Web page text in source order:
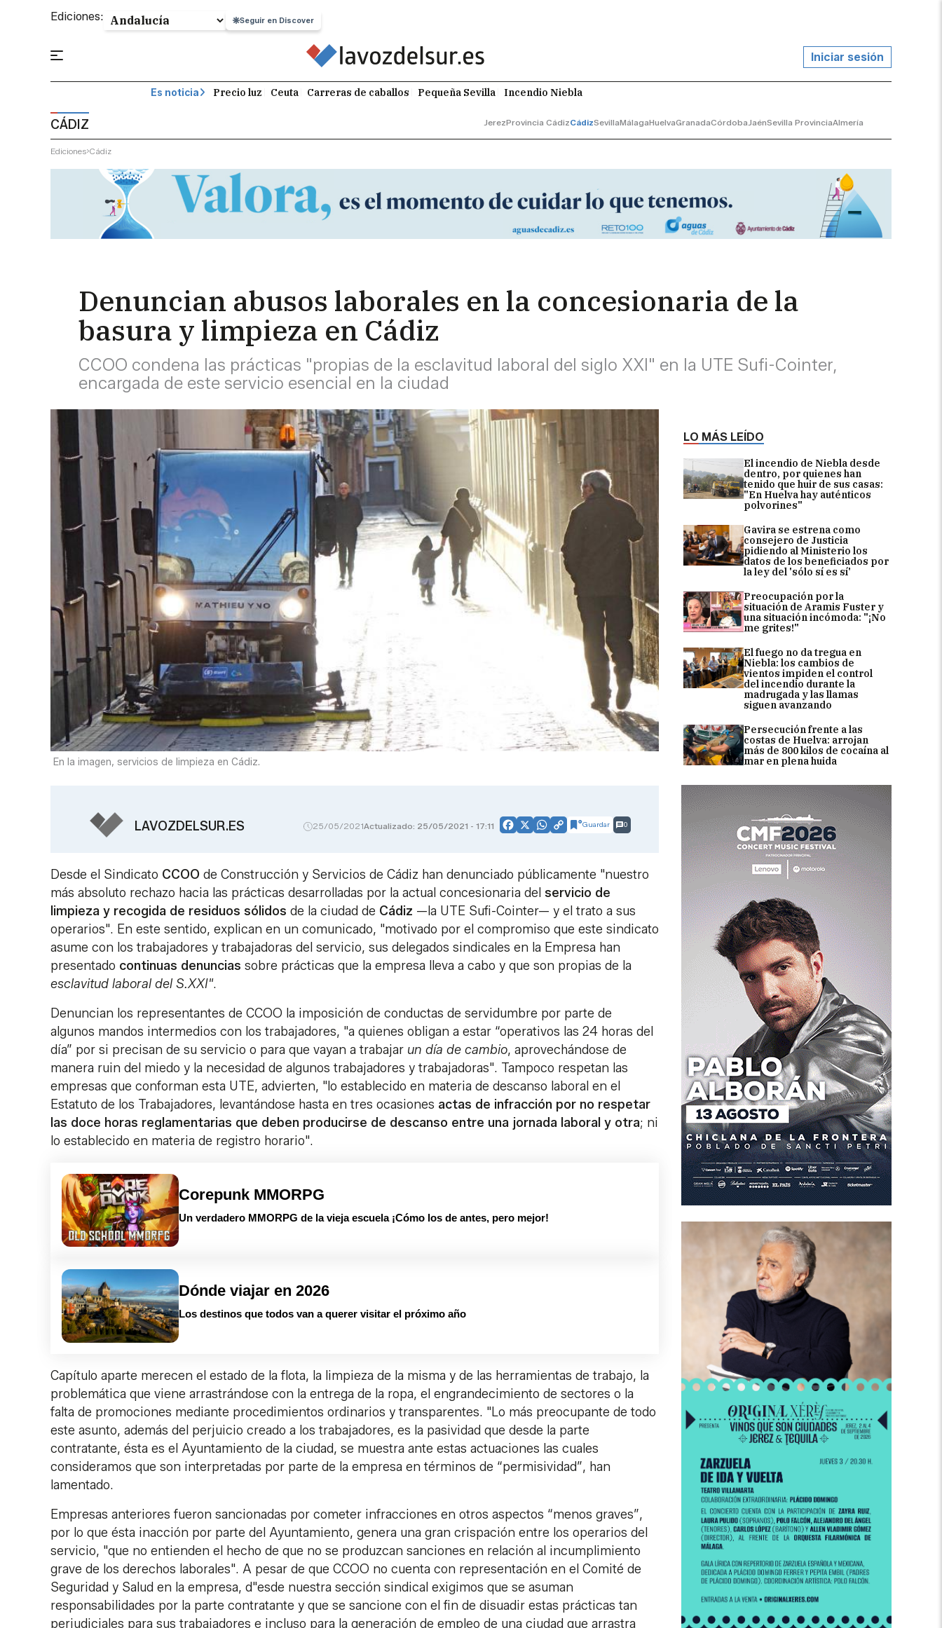
Ediciones: Seguir en Discover
Iniciar sesión
Es noticia Precio luz Ceuta Carreras de caballos Pequeña Sevilla Incendio Niebla
CÁDIZ JerezProvincia CádizCádizSevillaMálagaHuelvaGranadaCórdobaJaénSevilla ProvinciaAlmería
Ediciones Cádiz
Denuncian abusos laborales en la concesionaria de la
basura y limpieza en Cádiz
CCOO condena las prácticas "propias de la esclavitud laboral del siglo XXI" en la UTE Sufi-Cointer,
encargada de este servicio esencial en la ciudad
LO MÁS LEÍDO
El incendio de Niebla desde
dentro, por quienes han
tenido que huir de sus casas:
"En Huelva hay auténticos
polvorines"
Gavira se estrena como
consejero de Justicia
pidiendo al Ministerio los
datos de los beneficiados por
la ley del 'sólo sí es sí'
Preocupación por la
situación de Aramis Fuster y
una situación incómoda: "¡No
me grites!"
El fuego no da tregua en
Niebla: los cambios de
vientos impiden el control
del incendio durante la
madrugada y las llamas
siguen avanzando
Persecución frente a las
costas de Huelva: arrojan
más de 800 kilos de cocaína al
mar en plena huida
En la imagen, servicios de limpieza en Cádiz.
LAVOZDELSUR.ES 25/05/2021Actualizado: 25/05/2021 - 17:11 Facebook
X WhatsApp
CopyGuardar 0
Desde el Sindicato CCOO de Construcción y Servicios de Cádiz han denunciado públicamente "nuestro
más absoluto rechazo hacia las prácticas desarrolladas por la actual concesionaria del servicio de
limpieza y recogida de residuos sólidos de la ciudad de Cádiz —la UTE Sufi-Cointer— y el trato a sus
operarios". En este sentido, explican en un comunicado, "motivado por el compromiso que este sindicato
asume con los trabajadores y trabajadoras del servicio, sus delegados sindicales en la Empresa han
presentado continuas denuncias sobre prácticas que la empresa lleva a cabo y que son propias de la
esclavitud laboral del S.XXI".
Denuncian los representantes de CCOO la imposición de conductas de servidumbre por parte de
algunos mandos intermedios con los trabajadores, "a quienes obligan a estar “operativos las 24 horas del
día” por si precisan de su servicio o para que vayan a trabajar un día de cambio, aprovechándose de
manera ruin del miedo y la necesidad de algunos trabajadores y trabajadoras". Tampoco respetan las
empresas que conforman esta UTE, advierten, "lo establecido en materia de descanso laboral en el
Estatuto de los Trabajadores, levantándose hasta en tres ocasiones actas de infracción por no respetar
las doce horas reglamentarias que deben producirse de descanso entre una jornada laboral y otra; ni
lo establecido en materia de registro horario".
Corepunk MMORPG
Un verdadero MMORPG de la vieja escuela ¡Cómo los de antes, pero mejor!
Dónde viajar en 2026
Los destinos que todos van a querer visitar el próximo año
Capítulo aparte merecen el estado de la flota, la limpieza de la misma y de las herramientas de trabajo, la
problemática que viene arrastrándose con la entrega de la ropa, el engrandecimiento de sectores o la
falta de promociones mediante procedimientos ordinarios y transparentes. "Lo más preocupante de todo
este asunto, además del perjuicio creado a los trabajadores, es la pasividad que desde la parte
contratante, ésta es el Ayuntamiento de la ciudad, se muestra ante estas actuaciones las cuales
consideramos que son interpretadas por parte de la empresa en términos de “permisividad”, han
lamentado.
Empresas anteriores fueron sancionadas por cometer infracciones en otros aspectos “menos graves”,
por lo que ésta inacción por parte del Ayuntamiento, genera una gran crispación entre los operarios del
servicio, "que no entienden el hecho de que no se produzcan sanciones en relación al incumplimiento
grave de los derechos laborales". A pesar de que CCOO no cuenta con representación en el Comité de
Seguridad y Salud en la empresa, d"esde nuestra sección sindical exigimos que se asuman
responsabilidades por la parte contratante y que se sancione con el fin de disuadir estas prácticas tan
perjudiciales para sus trabajadores e incluso para la generación de empleo de una ciudad que arrastra